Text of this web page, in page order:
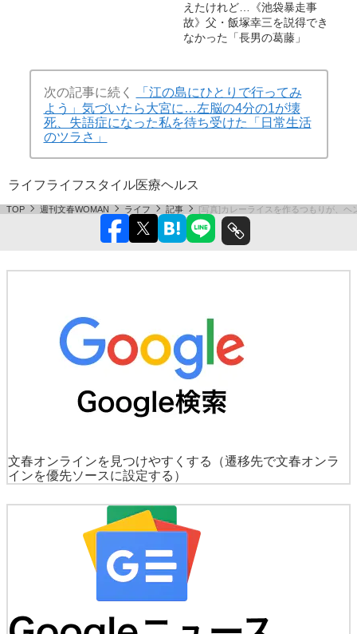
えたけれど…《池袋暴走事
故》父・飯塚幸三を説得でき
なかった「長男の葛藤」
次の記事に続く
「江の島にひとりで行ってみ
よう」気づいたら大宮に…左脳の4分の1が壊
死、失語症になった私を待ち受けた「日常生活
のツラさ」
ライフライフスタイル医療ヘルス
TOP 週刊文春WOMAN ライフ 記事 [写真]カレーライスを作るつもりが、
文春オンラインを見つけやすくする
（遷移先で文春オンラ
インを優先ソースに設定する）